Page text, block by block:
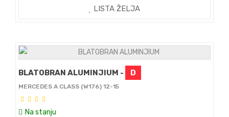
LISTA ŽELJA
BLATOBRAN ALUMINJIUM - D
MERCEDES A CLASS (W176) 12-15
Na stanju